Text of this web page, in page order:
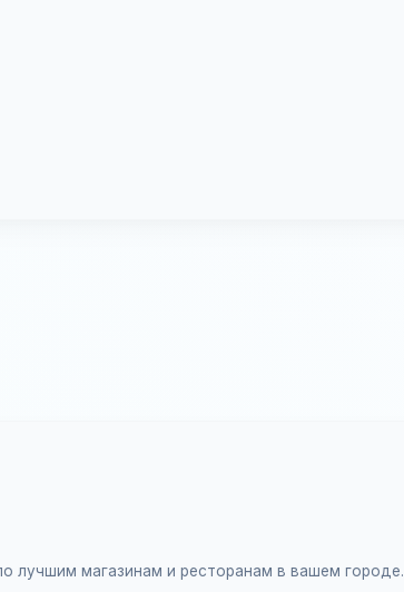
лучшим магазинам и ресторанам в вашем городе.